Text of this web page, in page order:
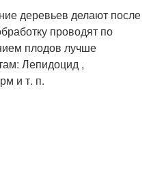
деревьев делают после
проводят по
плодов лучше
Лепидоцид ,
и т. п.